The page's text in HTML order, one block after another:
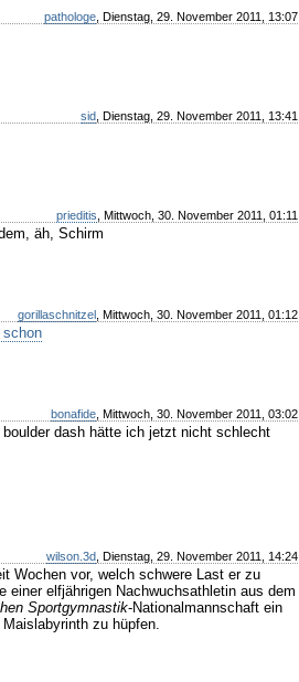
pathologe , Dienstag, 29. November 2011, 13:07
sid , Dienstag, 29. November 2011, 13:41
prieditis , Mittwoch, 30. November 2011, 01:11
äh, Schirm
gorillaschnitzel , Mittwoch, 30. November 2011, 01:12
schon
bonafide , Mittwoch, 30. November 2011, 03:02
dash hätte ich jetzt nicht schlecht
wilson.3d , Dienstag, 29. November 2011, 14:24
Wochen vor, welch schwere Last er zu
einer elfjährigen Nachwuchsathletin aus dem
Sportgymnastik-Nationalmannschaft ein
zu hüpfen.